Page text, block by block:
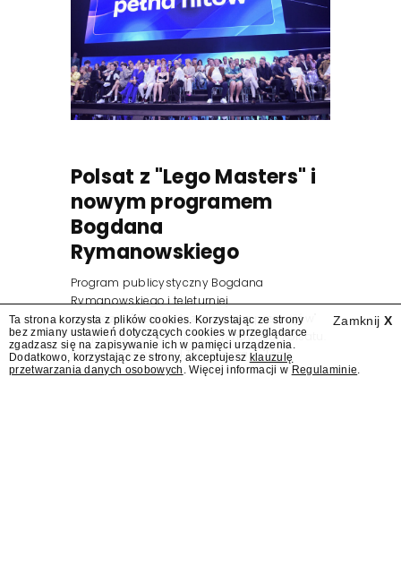
Polsat z "Lego Masters" i
nowym programem
Bogdana
Rymanowskiego
Program publicystyczny Bogdana
Rymanowskiego i teleturniej
muzyczny "Hitster. Muzyczna gra przebojów"
znajdą się wśród jesiennych nowości Polsatu.
Polsat przejmuje od TVN program "Lego
Masters".
Zamknij X
Ta strona korzysta z plików cookies. Korzystając ze strony
bez zmiany ustawień dotyczących cookies w przeglądarce
zgadzasz się na zapisywanie ich w pamięci urządzenia.
Dodatkowo, korzystając ze strony, akceptujesz klauzulę
przetwarzania danych osobowych . Więcej informacji w Regulaminie.